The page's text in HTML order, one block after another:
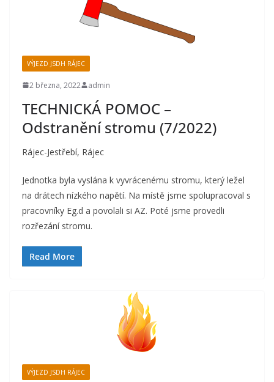
VÝJEZD JSDH RÁJEC
2 března, 2022 admin
TECHNICKÁ POMOC –
Odstranění stromu (7/2022)
Rájec-Jestřebí, Rájec
Jednotka byla vyslána k vyvrácenému stromu, který ležel
na drátech nízkého napětí. Na místě jsme spolupracoval s
pracovníky Eg.d a povolali si AZ. Poté jsme provedli
rozřezání stromu.
Read More
VÝJEZD JSDH RÁJEC